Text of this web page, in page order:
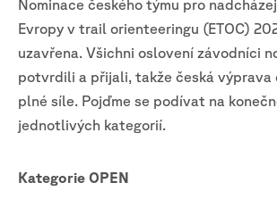
Nominace českého týmu pro
Evropy v trail orienteeringu (ETOC)
uzavřena. Všichni oslovení závodníci
potvrdili a přijali, takže česká výprava
plné síle. Pojďme se podívat na
jednotlivých kategorií.
Kategorie OPEN